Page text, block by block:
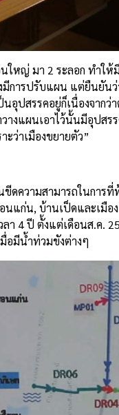
หญ่ มา 2 ระลอก ทำให้
การปรับแผน แต่ยืนยัน
อุปสรรคอยู่ก็เนื่องจาก
งแผนเอาไว้นั้นมีอุปสร
ว่าเมืองขยายตัว”
ดความสามารถในการที่
ก่น, บ้านเป็ดและเมือง
า 4 ปี ตั้งแต่เดือนส.ค.
มื่อมีน้ำท่วมขังต่างๆ